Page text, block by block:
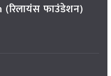
फाउंडेशन)